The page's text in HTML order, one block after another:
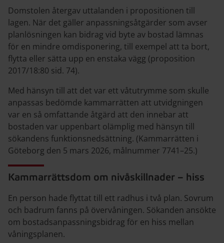
Domstolen återgav uttalanden i propositionen till
lagen. När det gäller anpassningsåtgärder som avser
planlösningen kan bidrag vid byte av bostad lämnas
för en mindre omdisponering, till exempel att ta bort,
flytta eller sätta upp en enstaka vägg (proposition
2017/18:80 sid. 74).
Med hänsyn till att det var ett våtutrymme som skulle
anpassas bedömde kammarrätten att utvidgningen
var en så omfattande åtgärd att den innebar att
bostaden var uppenbart olämplig med hänsyn till
sökandens funktionsnedsättning. (Kammarrätten i
Göteborg den 5 mars 2026, målnummer 7741–25.)
Kammarrättsdom om nivåskillnader – hiss
En person hade flyttat till ett radhus i två plan. Sovrum
och badrum fanns på övervåningen. Sökanden ansökte
om bostadsanpassningsbidrag för en hiss mellan
våningsplanen.